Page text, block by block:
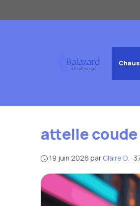
au
attelle coude
19 juin 2026 par Claire D. ·